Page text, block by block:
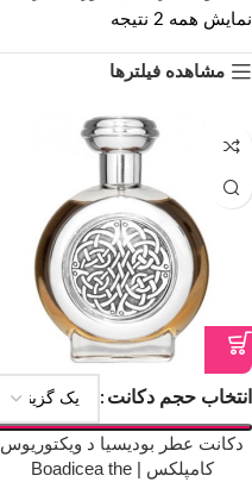
نمایش همه 2 نتیجه
مشاهده فیلترها
انتخاب حجم دکانت
دکانت عطر بودیسیا د ویکتوریوس
کامپلکس | Boadicea the